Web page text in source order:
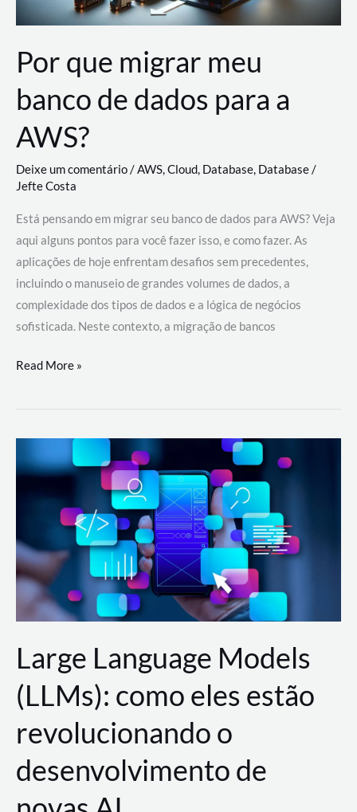
Por que migrar meu
banco de dados para a
AWS?
Deixe um comentário/AWS,Cloud, Database, Database/
Jefte Costa
Está pensando em migrar seu banco de dados para AWS? Veja
aqui alguns pontos para você fazer isso, e como fazer. As
aplicações de hoje enfrentam desafios sem precedentes,
incluindo o manuseio de grandes volumes de dados, a
complexidade dos tipos de dados e a lógica de negócios
sofisticada. Neste contexto, a migração de bancos
Por
migrar
de
a
AWS?
Read More »
Large Language Models
(LLMs): como eles estão
revolucionando o
desenvolvimento de